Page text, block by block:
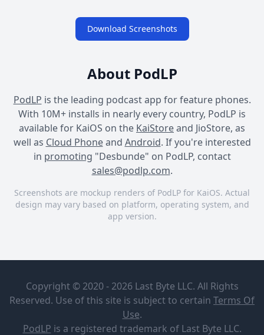
Download Screenshots
About PodLP
PodLP is the leading podcast app for feature phones.
With 10M+ installs in nearly every country, PodLP is
available for KaiOS on the KaiStoreand JioStore, as
well as Cloud Phoneand Android. If you're interested
in promoting "Desbunde" on PodLP, contact
sales@podlp.com.
Screenshots are mockup renders of PodLP for KaiOS. Actual
design may vary based on platform, operating system, and
app version.
Site RG
A cada episódio, Matheus
Evangelista conduz uma
(com Letrux
e Felipe
37¼ minutes
85 MB
Copyright © 2020 - 2026 Last Byte LLC. All Rights
Reserved. Use of this site is subject to certain Terms Of
Use.
PodLP is a registered trademark of Last Byte LLC.